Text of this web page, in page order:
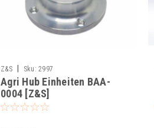
Z&S Sku: 2997
Agri Hub Einheiten BAA-
0004 [Z&S]